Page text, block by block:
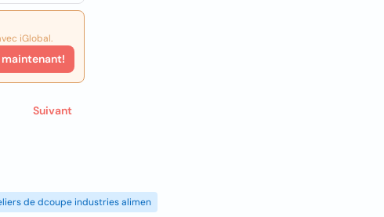
iGlobal.
Suivant
de dcoupe industries alimen